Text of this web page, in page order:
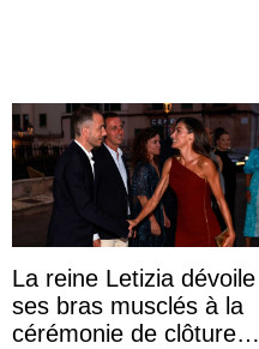
La reine Letizia dévoile
ses bras musclés à la
cérémonie de clôture